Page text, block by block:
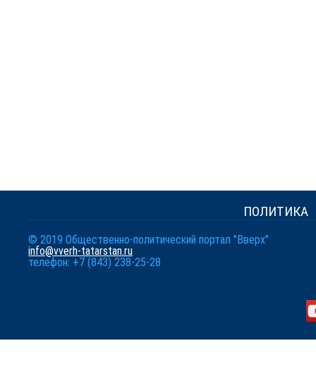
ПОЛИТИКА
© 2019 Общественно-политический портал "Вверх"
info@vverh-tatarstan.ru
телефон: +7 (843) 238-25-28